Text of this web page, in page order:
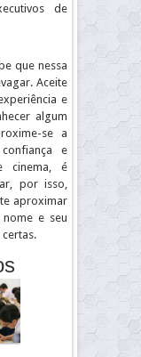
de
que nessa
Aceite
e
algum
se a
e
cinema, é
por isso,
aproximar
e seu